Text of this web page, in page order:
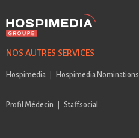
NOS AUTRES SERVICES
Hospimedia Hospimedia Nominations
Profil Médecin Staffsocial